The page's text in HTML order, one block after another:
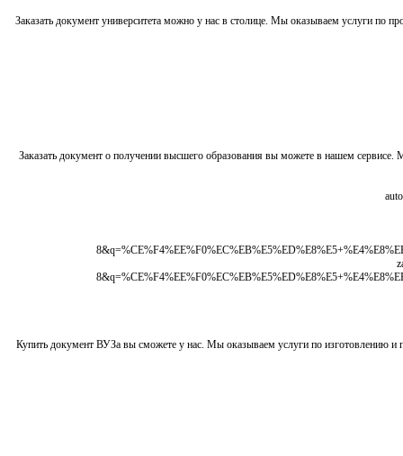
Заказать документ университета можно у нас в столице. Мы оказываем услуги
Заказать документ о получении высшего образования вы можете в нашем
Купить документ ВУЗа вы сможете у нас. Мы оказываем услуги по изготовлению